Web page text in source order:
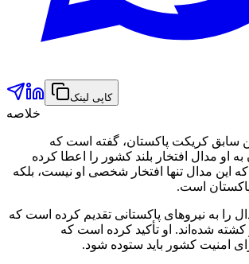
کاپی لینک
خلاصه
سابق کریکت پاکستان، گفته است که
او مدال افتخار بلند کشور را اعطا کرده
این مدال تنها افتخار شخصی او نیست، بلکه
است.
را به نیروهای پاکستانی تقدیم کرده است که
شده‌اند. او تأکید کرده است که
امنیت کشور باید ستوده شود.